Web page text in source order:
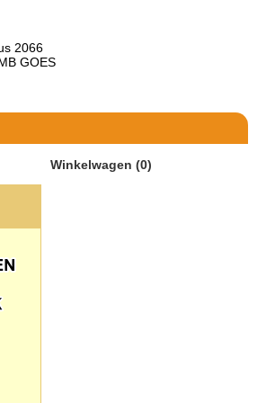
2066
GOES
Winkelwagen (0)